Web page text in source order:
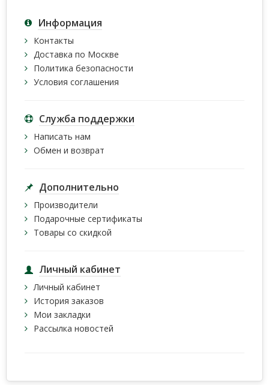
Информация
Контакты
Доставка по Москве
Политика безопасности
Условия соглашения
Служба поддержки
Написать нам
Обмен и возврат
Дополнительно
Производители
Подарочные сертификаты
Товары со скидкой
Личный кабинет
Личный кабинет
История заказов
Мои закладки
Рассылка новостей